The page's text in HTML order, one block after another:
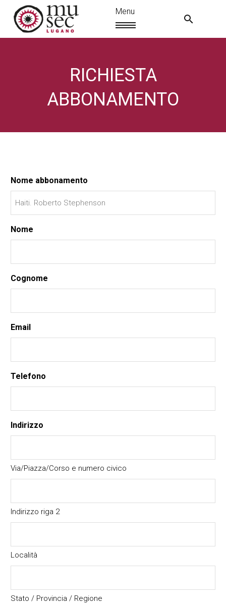
IT
RICHIESTA
ABBONAMENTO
Nome abbonamento
Nome
Cognome
Email
Telefono
Indirizzo
Via/Piazza/Corso e numero civico
Indirizzo riga 2
Località
Stato / Provincia / Regione